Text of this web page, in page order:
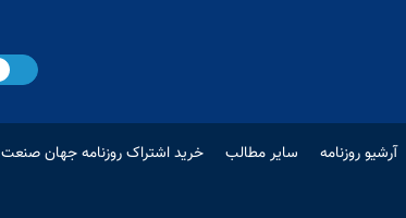
آرشیو روزنامه سایر مطالب
خرید اشتراک روزنامه جهان صنعت